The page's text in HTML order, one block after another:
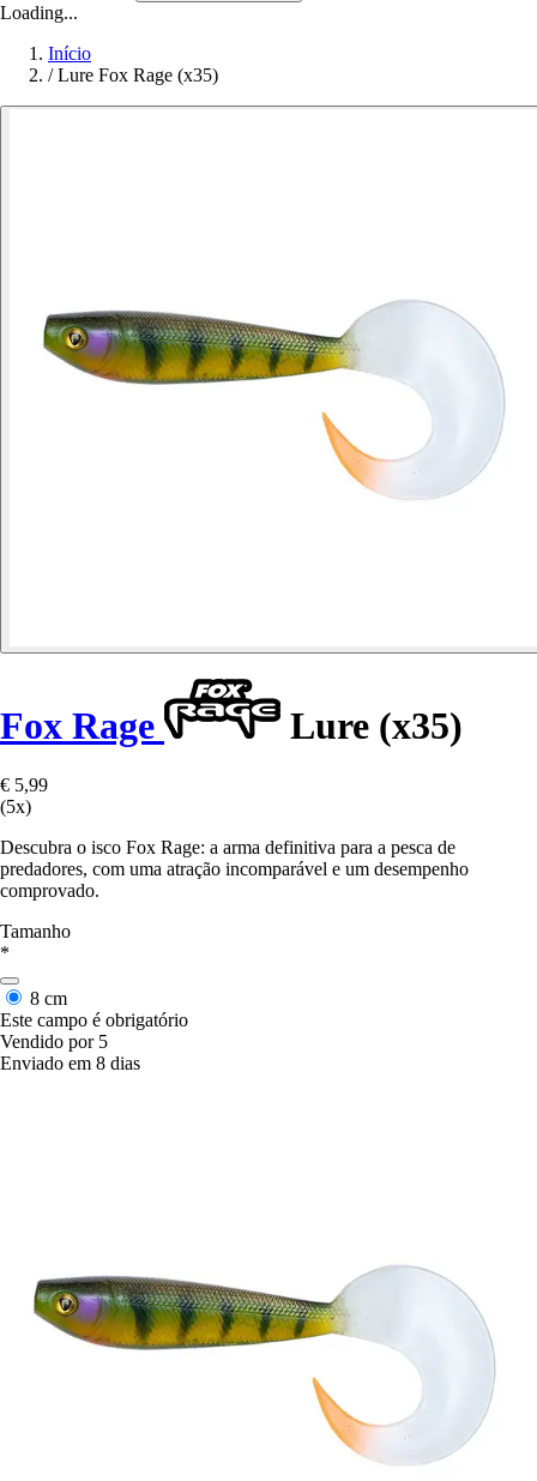
Loading...
Início
/ Lure Fox Rage (x35)
Fox Rage Lure (x35)
€ 5,99
(5x)
Descubra o isco Fox Rage: a arma definitiva para a pesca de
predadores, com uma atração incomparável e um desempenho
comprovado.
Tamanho
*
8 cm
Este campo é obrigatório
Vendido por 5
Enviado em 8 dias